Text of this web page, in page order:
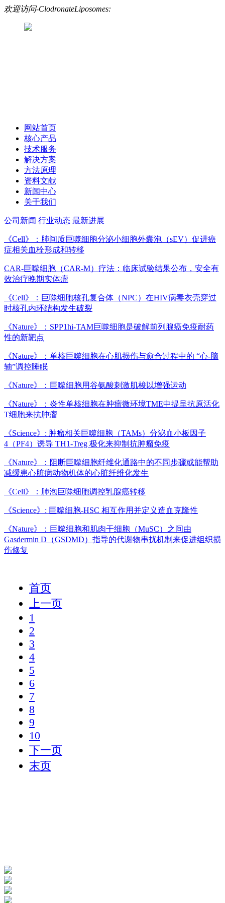
欢迎访问-ClodronateLiposomes:
网站首页
核心产品
技术服务
解决方案
方法原理
资料文献
新闻中心
关于我们
公司新闻 行业动态 最新进展
《Cell》：肺间质巨噬细胞分泌小细胞外囊泡（sEV）促进癌
症相关血栓形成和转移
CAR-巨噬细胞（CAR-M）疗法：临床试验结果公布，安全有
效治疗晚期实体瘤
《Cell》：巨噬细胞核孔复合体（NPC）在HIV病毒衣壳穿过
时核孔内环结构发生破裂
《Nature》：SPP1hi-TAM巨噬细胞是破解前列腺癌免疫耐药
性的新靶点
《Nature》：单核巨噬细胞在心肌损伤与愈合过程中的 “心-脑
轴”调控睡眠
《Nature》：巨噬细胞用谷氨酸刺激肌梭以增强运动
《Nature》：炎性单核细胞在肿瘤微环境TME中提呈抗原活化
T细胞来抗肿瘤
《Science》: 肿瘤相关巨噬细胞（TAMs）分泌血小板因子
4（PF4）诱导 TH1-Treg 极化来抑制抗肿瘤免疫
《Nature》：阻断巨噬细胞纤维化通路中的不同步骤或能帮助
减缓患心脏病动物机体的心脏纤维化发生
《Cell》：肺泡巨噬细胞调控乳腺癌转移
《Science》: 巨噬细胞-HSC 相互作用并定义造血克隆性
《Nature》：巨噬细胞和肌肉干细胞（MuSC）之间由
Gasdermin D（GSDMD）指导的代谢物串扰机制来促进组织损
伤修复
首页
上一页
1
2
3
4
5
6
7
8
9
10
下一页
末页